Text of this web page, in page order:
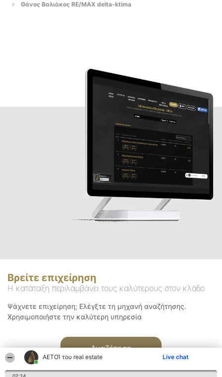
ΑΕΤΟΊ του real estate Live chat
Θάνος Βαλιάκος RE/MAX delta-ktima
Βρείτε επιχείρηση
Η κατάταξη περιλαμβάνει τους καλύτερους στον κλάδο
Ψάχνετε επιχείρηση; Ελέγξτε τη μηχανή αναζήτησης.
Χρησιμοποιήστε την καλύτερη υπηρεσία
Αναζήτηση